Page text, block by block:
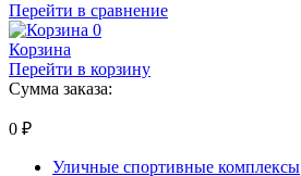
Перейти в сравнение
0
Корзина
Перейти в корзину
Сумма заказа:
0 ₽
Уличные спортивные комплексы